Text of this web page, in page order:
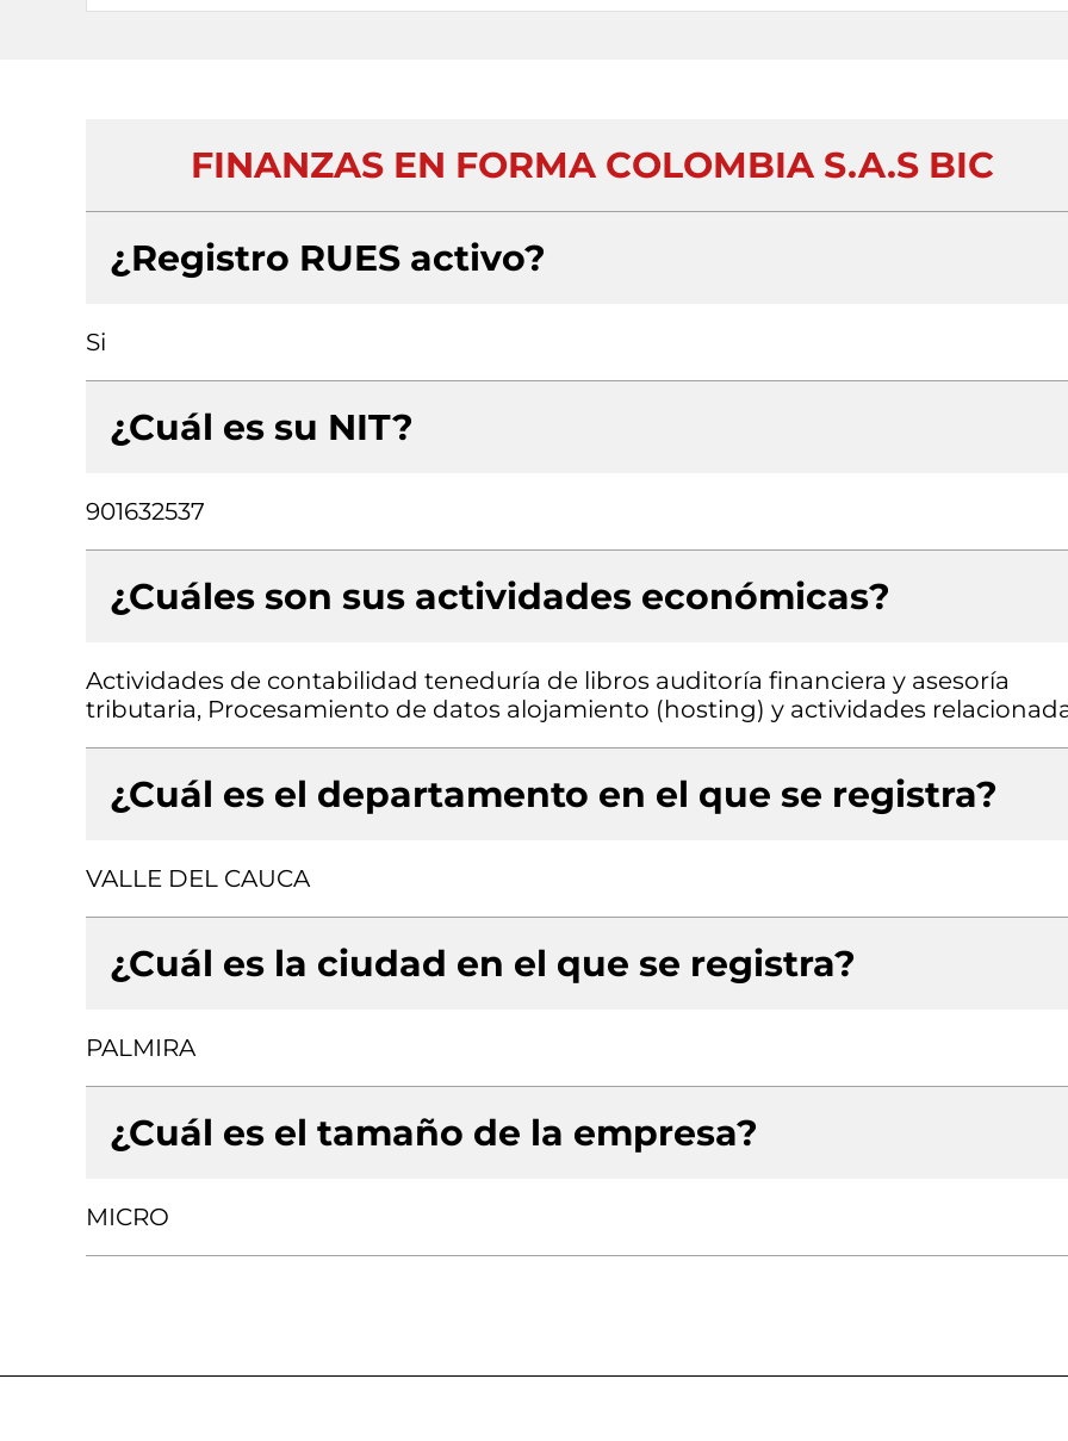
FINANZAS EN FORMA COLOMBIA S.A.S BIC
¿Registro RUES activo?
Si
¿Cuál es su NIT?
901632537
¿Cuáles son sus actividades económicas?
Actividades de contabilidad teneduría de libros auditoría financiera y asesoría
tributaria, Procesamiento de datos alojamiento (hosting) y actividades
¿Cuál es el departamento en el que se registra?
VALLE DEL CAUCA
¿Cuál es la ciudad en el que se registra?
PALMIRA
¿Cuál es el tamaño de la empresa?
MICRO